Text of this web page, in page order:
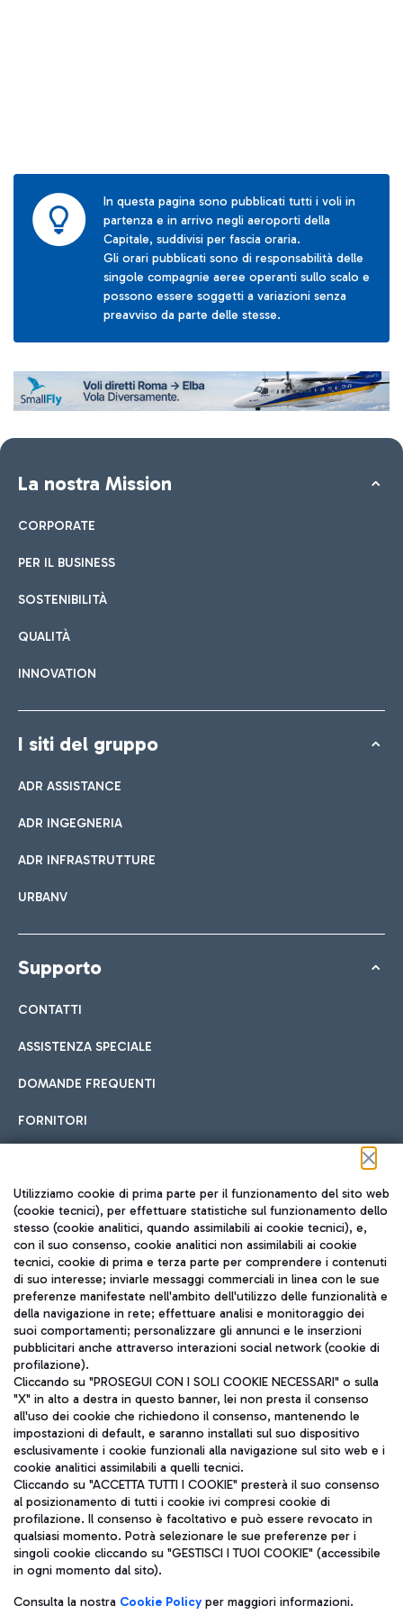
In questa pagina sono pubblicati tutti i voli in
partenza e in arrivo negli aeroporti della
Capitale, suddivisi per fascia oraria.
Gli orari pubblicati sono di responsabilità delle
singole compagnie aeree operanti sullo scalo e
possono essere soggetti a variazioni senza
preavviso da parte delle stesse.
La nostra Mission
CORPORATE
PER IL BUSINESS
SOSTENIBILITÀ
QUALITÀ
INNOVATION
I siti del gruppo
ADR ASSISTANCE
ADR INGEGNERIA
ADR INFRASTRUTTURE
URBANV
Supporto
CONTATTI
ASSISTENZA SPECIALE
DOMANDE FREQUENTI
FORNITORI
Seguici sui social
TRAVEL JOURNAL
ITA
Aeroporti di Roma S.p.A. - Società soggetta a direzione e
coordinamento di Mundys S.p.A.
Codice fiscale e Registro delle Imprese di Roma 13032990155 P.
IVA 06572251004
Capitale sociale 62.224.743,00 int. vers.
Sede legale: Via Pier Paolo Racchetti 1 - 00054 Fiumicino (RM)
telefono +39 06 65951
Privacy policy
Note legali
Utilizziamo cookie di prima parte per il funzionamento del sito web
(cookie tecnici), per effettuare statistiche sul funzionamento dello
stesso (cookie analitici, quando assimilabili ai cookie tecnici), e,
con il suo consenso, cookie analitici non assimilabili ai cookie
tecnici, cookie di prima e terza parte per comprendere i contenuti
di suo interesse; inviarle messaggi commerciali in linea con le sue
preferenze manifestate nell'ambito dell'utilizzo delle funzionalità e
della navigazione in rete; effettuare analisi e monitoraggio dei
suoi comportamenti; personalizzare gli annunci e le inserzioni
pubblicitari anche attraverso interazioni social network (cookie di
profilazione).
Cliccando su "PROSEGUI CON I SOLI COOKIE NECESSARI" o sulla
"X" in alto a destra in questo banner, lei non presta il consenso
all'uso dei cookie che richiedono il consenso, mantenendo le
impostazioni di default, e saranno installati sul suo dispositivo
esclusivamente i cookie funzionali alla navigazione sul sito web e i
cookie analitici assimilabili a quelli tecnici.
Cliccando su "ACCETTA TUTTI I COOKIE" presterà il suo consenso
al posizionamento di tutti i cookie ivi compresi cookie di
profilazione. Il consenso è facoltativo e può essere revocato in
qualsiasi momento. Potrà selezionare le sue preferenze per i
singoli cookie cliccando su "GESTISCI I TUOI COOKIE" (accessibile
in ogni momento dal sito).
Consulta la nostra Cookie Policyper maggiori informazioni.